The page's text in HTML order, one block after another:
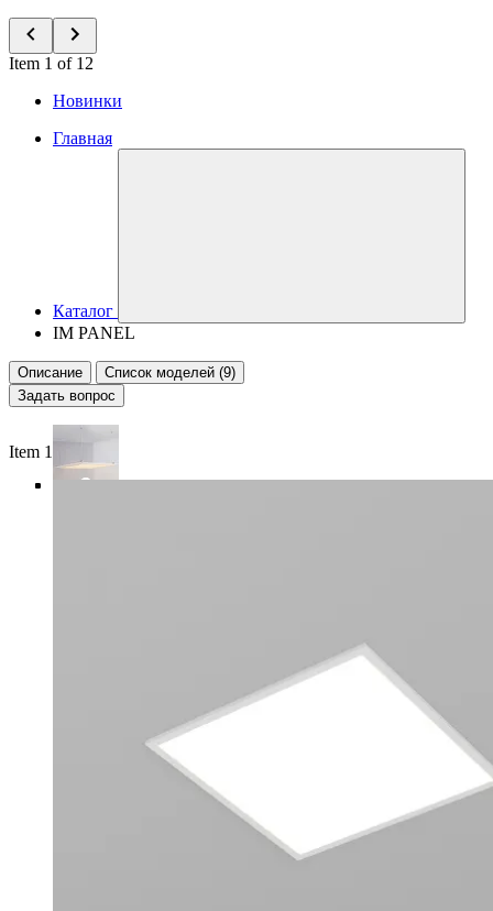
Item 1 of 12
Новинки
Главная
Каталог
IM PANEL
Описание
Список моделей (9)
Задать вопрос
Item 1 of 5